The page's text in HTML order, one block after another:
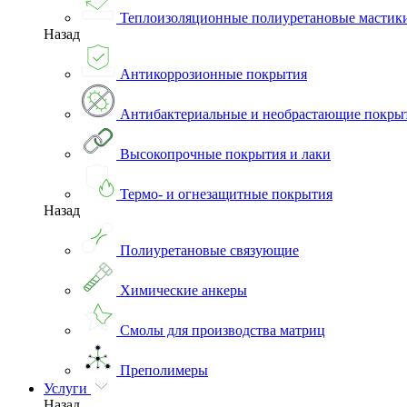
Теплоизоляционные полиуретановые
Назад
Антикоррозионные покрытия
Антибактериальные и необрастающие
Высокопрочные покрытия и лаки
Термо- и огнезащитные покрытия
Назад
Полиуретановые связующие
Химические анкеры
Смолы для производства матриц
Преполимеры
Услуги